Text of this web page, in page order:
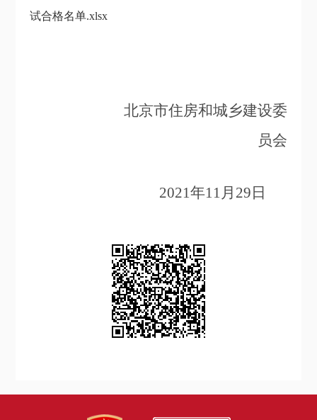
试合格名单.xlsx
北京市住房和城乡建设委
员会
2021年11月29日